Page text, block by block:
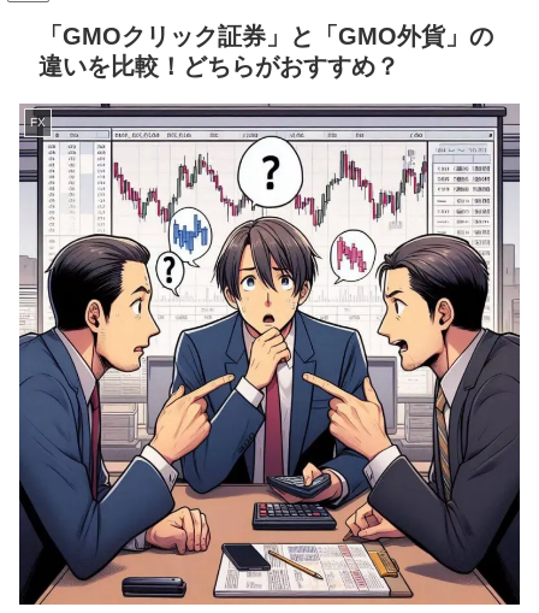
「GMOクリック証券」と「GMO外貨」の
違いを比較！どちらがおすすめ？
FX